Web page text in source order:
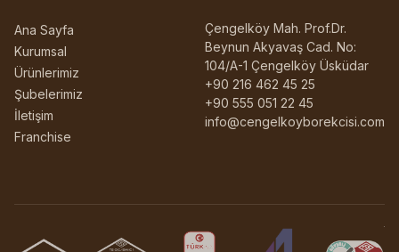
Ana Sayfa
Kurumsal
Ürünlerimiz
Şubelerimiz
İletişim
Franchise
Çengelköy Mah. Prof.Dr.
Beynun Akyavaş Cad. No:
104/A-1 Çengelköy Üsküdar
+90 216 462 45 25
+90 555 051 22 45
info@cengelkoyborekcisi.com